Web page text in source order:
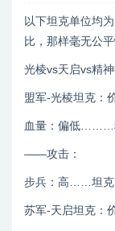
以下坦克单位均
比，那样毫无公平
光棱vs天启vs精
盟军-光棱坦克
血量：偏低
——攻击：
步兵：高……坦
苏军-天启坦克